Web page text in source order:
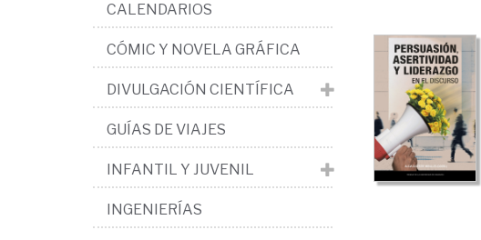
Autoayuda
CALENDARIOS
CÓMIC Y NOVELA GRÁFICA
DIVULGACIÓN CIENTÍFICA
GUÍAS DE VIAJES
INFANTIL Y JUVENIL
INGENIERÍAS